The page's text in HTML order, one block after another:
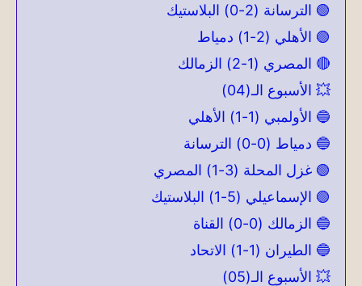
🟢 الترسانة (2-0) البلاستيك
🟢 الأهلي (2-1) دمياط
🔴 المصري (1-2) الزمالك
💥 الأسبوع الـ(04)
🔵 الأولمبي (1-1) الأهلي
🔵 دمياط (0-0) الترسانة
🟢 غزل المحلة (3-1) المصري
🟢 الإسماعيلي (5-1) البلاستيك
🔵 الزمالك (0-0) القناة
🔵 الطيران (1-1) الاتحاد
💥 الأسبوع الـ(05)